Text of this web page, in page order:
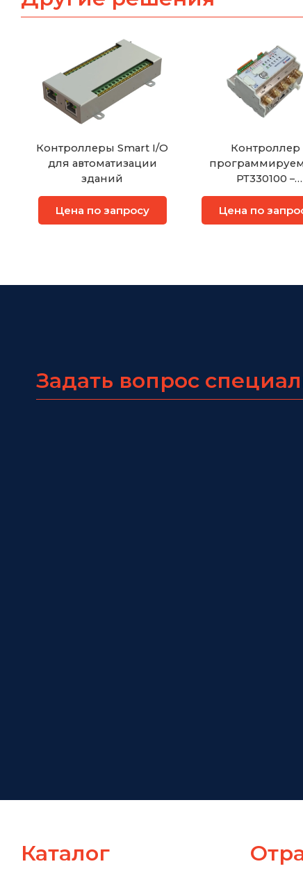
Контроллеры Smart I/O
для автоматизации
зданий
Цена по запросу
Контроллер
РТ330100 –
стационарный
РТ330200 –
монтажа на
Цена по
Задать вопрос
Каталог